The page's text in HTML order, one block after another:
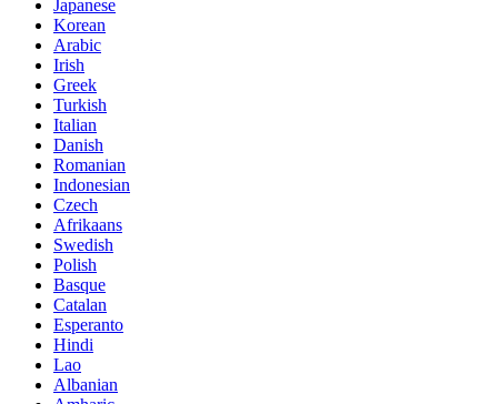
Japanese
Korean
Arabic
Irish
Greek
Turkish
Italian
Danish
Romanian
Indonesian
Czech
Afrikaans
Swedish
Polish
Basque
Catalan
Esperanto
Hindi
Lao
Albanian